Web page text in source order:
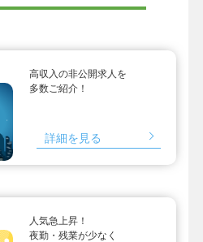
高収入の非公開求人を
多数ご紹介！
詳細を見る
人気急上昇！
夜勤・残業が少なく